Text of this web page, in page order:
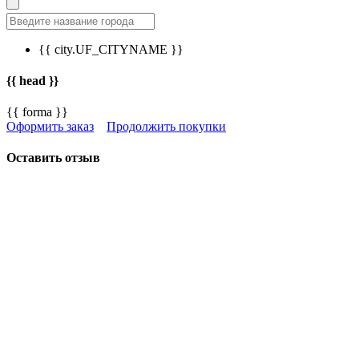
{{ city.UF_CITYNAME }}
{{ head }}
{{ forma }}
Оформить заказ
Продолжить покупки
Оставить отзыв